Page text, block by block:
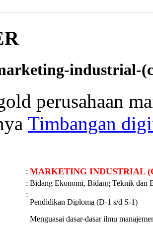
industrial-
perusahaan
Timbangan
: MARKETING INDUSTRIAL
: Bidang Ekonomi, Bidang Teknik dan
:
Pendidikan Diploma (D-1 s/d S-1)
Menguasai dasar-dasar ilmu